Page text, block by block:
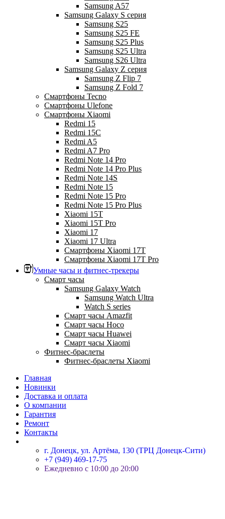
Samsung A57
Samsung Galaxy S серия
Samsung S25
Samsung S25 FE
Samsung S25 Plus
Samsung S25 Ultra
Samsung S26 Ultra
Samsung Galaxy Z серия
Samsung Z Flip 7
Samsung Z Fold 7
Смартфоны Tecno
Смартфоны Ulefone
Смартфоны Xiaomi
Redmi 15
Redmi 15C
Redmi A5
Redmi A7 Pro
Redmi Note 14 Pro
Redmi Note 14 Pro Plus
Redmi Note 14S
Redmi Note 15
Redmi Note 15 Pro
Redmi Note 15 Pro Plus
Xiaomi 15T
Xiaomi 15T Pro
Xiaomi 17
Xiaomi 17 Ultra
Смартфоны Xiaomi 17Т
Смартфоны Xiaomi 17Т Pro
Умные часы и фитнес-трекеры
Смарт часы
Samsung Galaxy Watch
Samsung Watch Ultra
Watch S series
Смарт часы Amazfit
Смарт часы Hoco
Смарт часы Huawei
Смарт часы Xiaomi
Фитнес-браслеты
Фитнес-браслеты Xiaomi
Главная
Новинки
Доставка и оплата
О компании
Гарантия
Ремонт
Контакты
г. Донецк, ул. Артёма, 130 (ТРЦ Донецк-Сити)
+7 (949) 469-17-75
Ежедневно с 10:00 до 20:00